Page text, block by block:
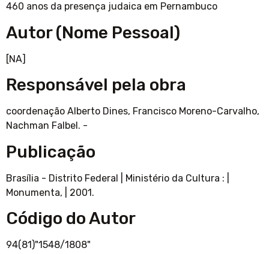
460 anos da presença judaica em Pernambuco
Autor (Nome Pessoal)
[NA]
Responsável pela obra
coordenação Alberto Dines, Francisco Moreno-Carvalho,
Nachman Falbel. -
Publicação
Brasília - Distrito Federal Ministério da Cultura :
Monumenta,
2001.
Código do Autor
94(81)"1548/1808"